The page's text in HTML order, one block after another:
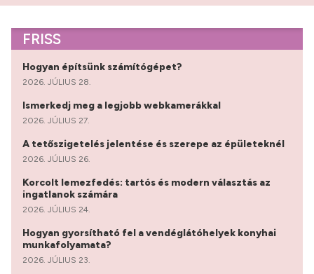
FRISS
Hogyan építsünk számítógépet?
2026. JÚLIUS 28.
Ismerkedj meg a legjobb webkamerákkal
2026. JÚLIUS 27.
A tetőszigetelés jelentése és szerepe az épületeknél
2026. JÚLIUS 26.
Korcolt lemezfedés: tartós és modern választás az
ingatlanok számára
2026. JÚLIUS 24.
Hogyan gyorsítható fel a vendéglátóhelyek konyhai
munkafolyamata?
2026. JÚLIUS 23.